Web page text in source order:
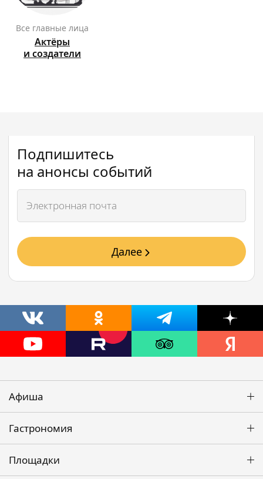
Все главные лица
Актёры
и создатели
Подпишитесь
на анонсы событий
Далее
Афиша
Гастрономия
Площадки